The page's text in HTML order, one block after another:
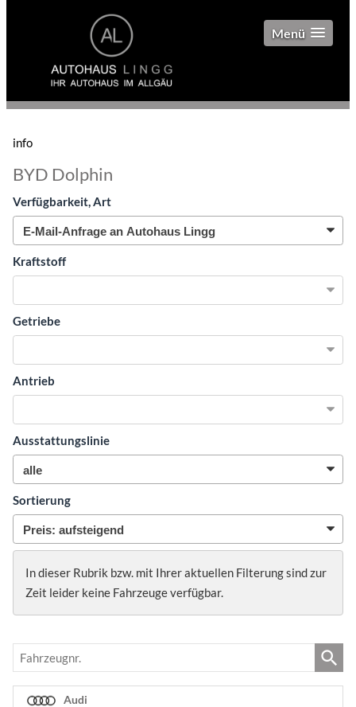
Menü
info
BYD Dolphin
Verfügbarkeit, Art
Kraftstoff
Getriebe
Antrieb
Ausstattungslinie
Sortierung
In dieser Rubrik bzw. mit Ihrer aktuellen Filterung sind zur
Zeit leider keine Fahrzeuge verfügbar.
Fahrzeugnr.
Audi